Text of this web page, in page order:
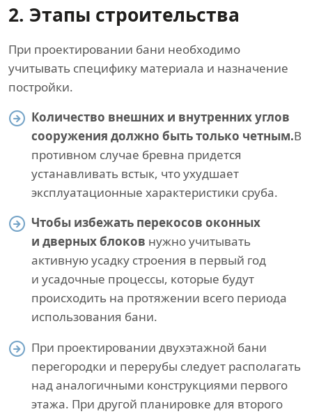
2. Этапы строительства
При проектировании бани необходимо
учитывать специфику материала и назначение
постройки.
Количество внешних и внутренних углов
сооружения должно быть только четным.В
противном случае бревна придется
устанавливать встык, что ухудшает
эксплуатационные характеристики сруба.
Чтобы избежать перекосов оконных
и дверных блоков нужно учитывать
активную усадку строения в первый год
и усадочные процессы, которые будут
происходить на протяжении всего периода
использования бани.
При проектировании двухэтажной бани
перегородки и перерубы следует располагать
над аналогичными конструкциями первого
этажа. При другой планировке для второго